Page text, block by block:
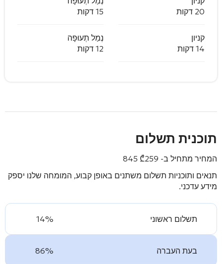
20 דקות
15 דקות
קניון
14 דקות
נְמַל תְעוּפָה
12 דקות
תוכנית תשלום
המחיר מתחיל ב- ₾259 845
תנאים ותוכניות תשלום משתנים באופן קבוע, המומחה שלנו יספק
מידע עדכני.
תשלום ראשוני 14%
בעת העברה 86%